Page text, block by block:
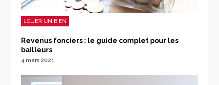
LOUER UN BIEN
Revenus fonciers : le guide complet pour les
bailleurs
4 mars 2021